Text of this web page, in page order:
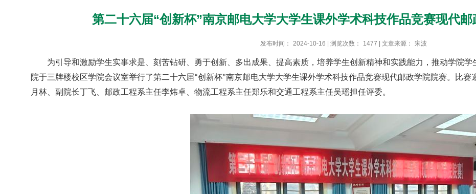
第二十六届“创新杯”南京邮电大学大学生课外学术科技作品竞赛现代邮
发布时间： 2024-10-16 | 浏览次数： 1477 | 文章来源： 宋波
为引导和激励学生实事求是、刻苦钻研、勇于创新、多出成果、提高素质，培养学生创新精神和实践能力，推动学院学
院于三牌楼校区学院会议室举行了第二十六届“创新杯”南京邮电大学大学生课外学术科技作品竞赛现代邮政学院院赛。比
月林、副院长丁飞、邮政工程系主任李炜卓、物流工程系主任郑乐和交通工程系主任吴瑶担任评委。